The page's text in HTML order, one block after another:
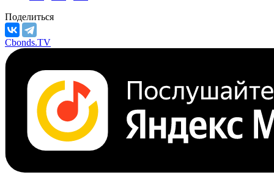
***/***
М/S&P/F
***/
Поделиться
Cbonds.TV